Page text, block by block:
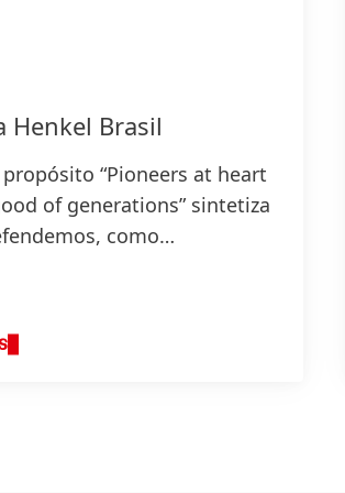
Henkel Brasil
“Pioneers at heart
of generations” sintetiza
como